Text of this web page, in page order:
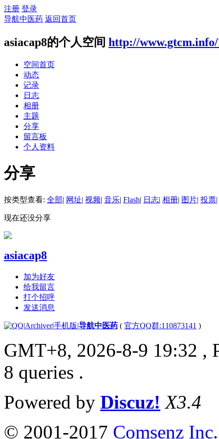
注册 登录
导航中医药 返回首页
asiacap8的个人空间 http://www.gtcm.info/
空间首页
动态
记录
日志
相册
主题
分享
留言板
个人资料
分享
按类型查看: 全部| 网址| 视频| 音乐| Flash| 日志| 相册| 图片| 投票|
现在还没分享
asiacap8
加为好友
给我留言
打个招呼
发送消息
|Archiver|手机版|导航中医药 ( 官方QQ群:110873141 )
GMT+8, 2026-8-9 19:32 ,
8 queries .
Powered by Discuz! X3.4
© 2001-2017 Comsenz Inc.